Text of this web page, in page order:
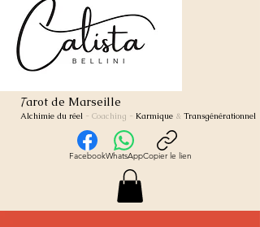
Tarot de Marseille
Alchimie du réel - Coaching - Karmique & Transgénérationnel
FacebookWhatsAppCopier le lien